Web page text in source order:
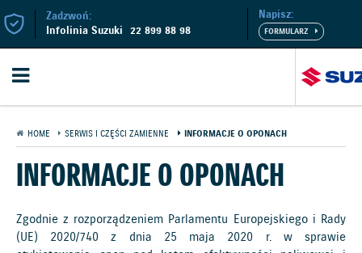
Zadzwoń:
Infolinia Suzuki 22 899 88 98
Napisz:
HOME SERWIS I CZĘŚCI ZAMIENNE INFORMACJE O OPONACH
INFORMACJE O OPONACH
Zgodnie z rozporządzeniem Parlamentu Europejskiego i Rady
(UE) 2020/740 z dnia 25 maja 2020 r. w sprawie